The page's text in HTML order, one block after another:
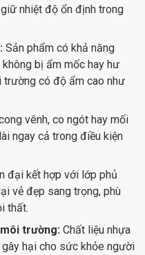
nhiệt độ ổn định trong
Sản phẩm có khả năng
bị ẩm mốc hay hư
có độ ẩm cao như
vênh, co ngót hay mối
ngay cả trong điều kiện
đại kết hợp với lớp phủ
vẻ đẹp sang trọng, phù
thất.
trường: Chất liệu nhựa
hại cho sức khỏe người